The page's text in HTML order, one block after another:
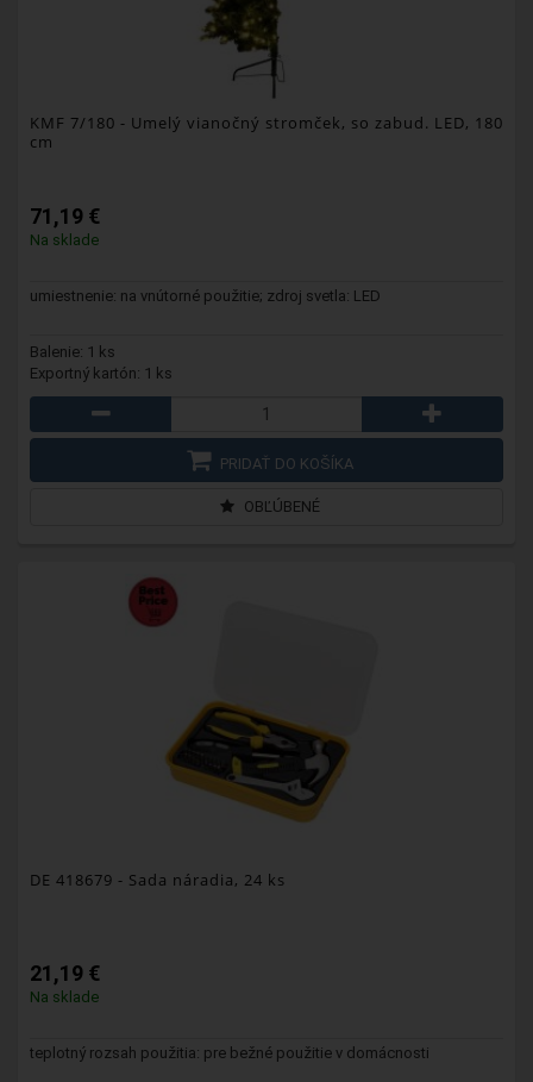
KMF 7/180 - Umelý vianočný stromček, so zabud. LED, 180
cm
71,19 €
Na sklade
umiestnenie: na vnútorné použitie; zdroj svetla: LED
Balenie: 1 ks
Exportný kartón: 1 ks
PRIDAŤ DO KOŠÍKA
OBĽÚBENÉ
DE 418679 - Sada náradia, 24 ks
21,19 €
Na sklade
teplotný rozsah použitia: pre bežné použitie v domácnosti